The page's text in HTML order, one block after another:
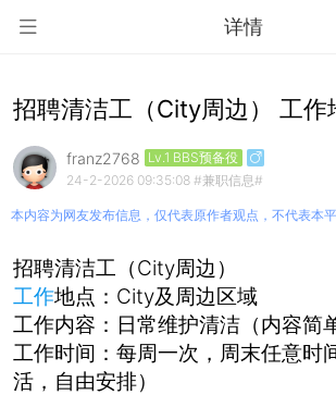
详情
招聘清洁工（City周边） 工作
franz2768 Lv.1 BBS预备役
24-2-2026 09:35:08 #兼职信息#
本内容为网友发布信息，仅代表原作者观点，不代表本平
招聘清洁工（City周边）
工作地点：City及周边区域
工作内容：日常维护清洁（内容简
工作时间：每周一次，周末任意时
活，自由安排）